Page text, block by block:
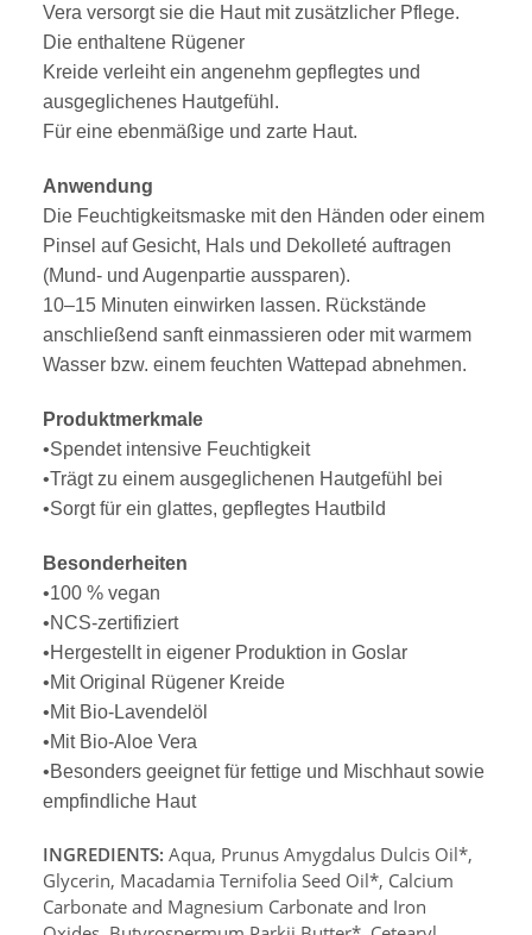
Vera versorgt sie die Haut mit zusätzlicher Pflege.
Die enthaltene Rügener
Kreide verleiht ein angenehm gepflegtes und
ausgeglichenes Hautgefühl.
Für eine ebenmäßige und zarte Haut.
Anwendung
Die Feuchtigkeitsmaske mit den Händen oder einem
Pinsel auf Gesicht, Hals und Dekolleté auftragen
(Mund- und Augenpartie aussparen).
10–15 Minuten einwirken lassen. Rückstände
anschließend sanft einmassieren oder mit warmem
Wasser bzw. einem feuchten Wattepad abnehmen.
Produktmerkmale
•Spendet intensive Feuchtigkeit
•Trägt zu einem ausgeglichenen Hautgefühl bei
•Sorgt für ein glattes, gepflegtes Hautbild
Besonderheiten
•100 % vegan
•NCS-zertifiziert
•Hergestellt in eigener Produktion in Goslar
•Mit Original Rügener Kreide
•Mit Bio-Lavendelöl
•Mit Bio-Aloe Vera
•Besonders geeignet für fettige und Mischhaut sowie
empfindliche Haut
INGREDIENTS: Aqua, Prunus Amygdalus Dulcis Oil*,
Glycerin, Macadamia Ternifolia Seed Oil*, Calcium
Carbonate and Magnesium Carbonate and Iron